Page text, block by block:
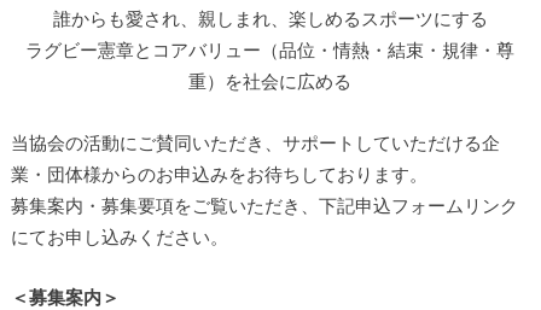
誰からも愛され、親しまれ、楽しめるスポーツにする
ラグビー憲章とコアバリュー（品位・情熱・結束・規律・尊
重）を社会に広める
当協会の活動にご賛同いただき、サポートしていただける企
業・団体様からのお申込みをお待ちしております。
募集案内・募集要項をご覧いただき、下記申込フォームリンク
にてお申し込みください。
＜募集案内＞